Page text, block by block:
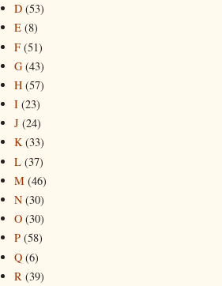
D (53)
E (8)
F (51)
G (43)
H (57)
I (23)
J (24)
K (33)
L (37)
M (46)
N (30)
O (30)
P (58)
Q (6)
R (39)